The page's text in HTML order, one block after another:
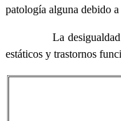
patología alguna debido
La
estáticos y trastornos